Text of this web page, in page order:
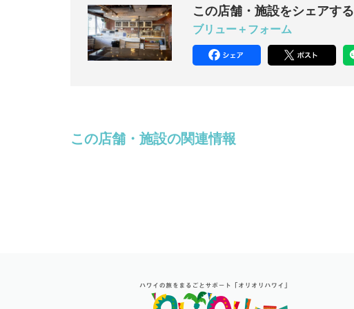
この店舗・施設をシェアする
ブリュー＋フォーム
この店舗・施設の関連情報